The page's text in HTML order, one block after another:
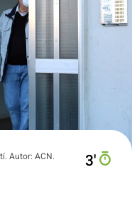
Autor: ACN. 3′